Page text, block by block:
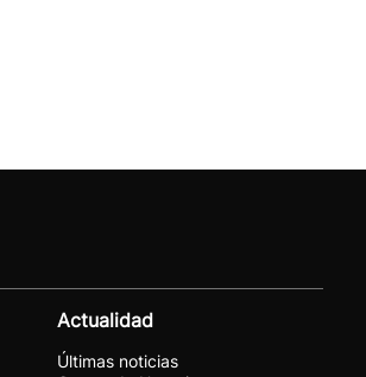
Actualidad
Últimas noticias